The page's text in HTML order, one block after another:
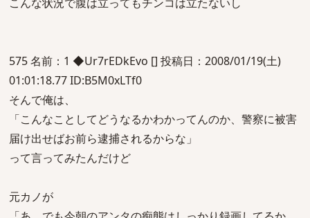
575 名前：1 ◆Ur7rEDkEvo [] 投稿日：2008/01/19(土)
01:01:18.77 ID:B5M0xLTf0
そんで俺は、
「こんなことしてどうなるかわかってんのか、警察に被害
届け出せばお前ら逮捕されるからな」
って言ってみたんだけど
元カノが